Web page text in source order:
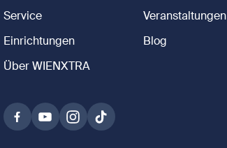
Service Veranstaltungen
Einrichtungen
Blog
Über WIENXTRA